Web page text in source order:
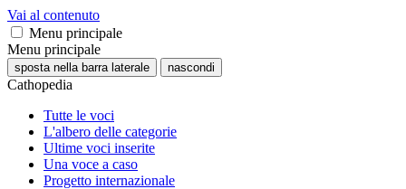
Vai al contenuto
Menu principale
Menu principale
sposta nella barra laterale nascondi
Cathopedia
Tutte le voci
L'albero delle categorie
Ultime voci inserite
Una voce a caso
Progetto internazionale